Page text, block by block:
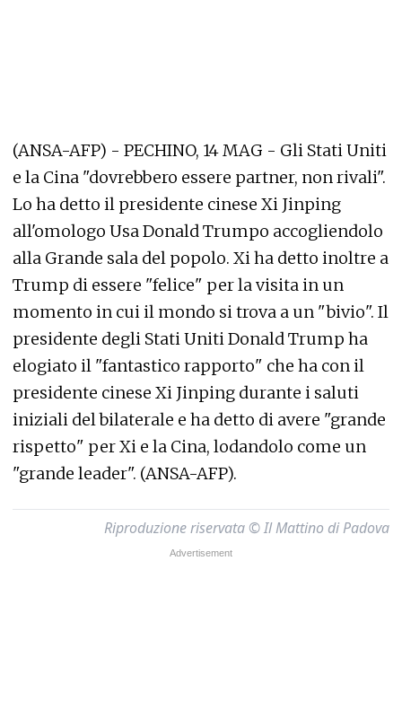
(ANSA-AFP) - PECHINO, 14 MAG - Gli Stati Uniti
e la Cina "dovrebbero essere partner, non rivali".
Lo ha detto il presidente cinese Xi Jinping
all'omologo Usa Donald Trumpo accogliendolo
alla Grande sala del popolo. Xi ha detto inoltre a
Trump di essere "felice" per la visita in un
momento in cui il mondo si trova a un "bivio". Il
presidente degli Stati Uniti Donald Trump ha
elogiato il "fantastico rapporto" che ha con il
presidente cinese Xi Jinping durante i saluti
iniziali del bilaterale e ha detto di avere "grande
rispetto" per Xi e la Cina, lodandolo come un
"grande leader". (ANSA-AFP).
Riproduzione riservata © Il Mattino di Padova